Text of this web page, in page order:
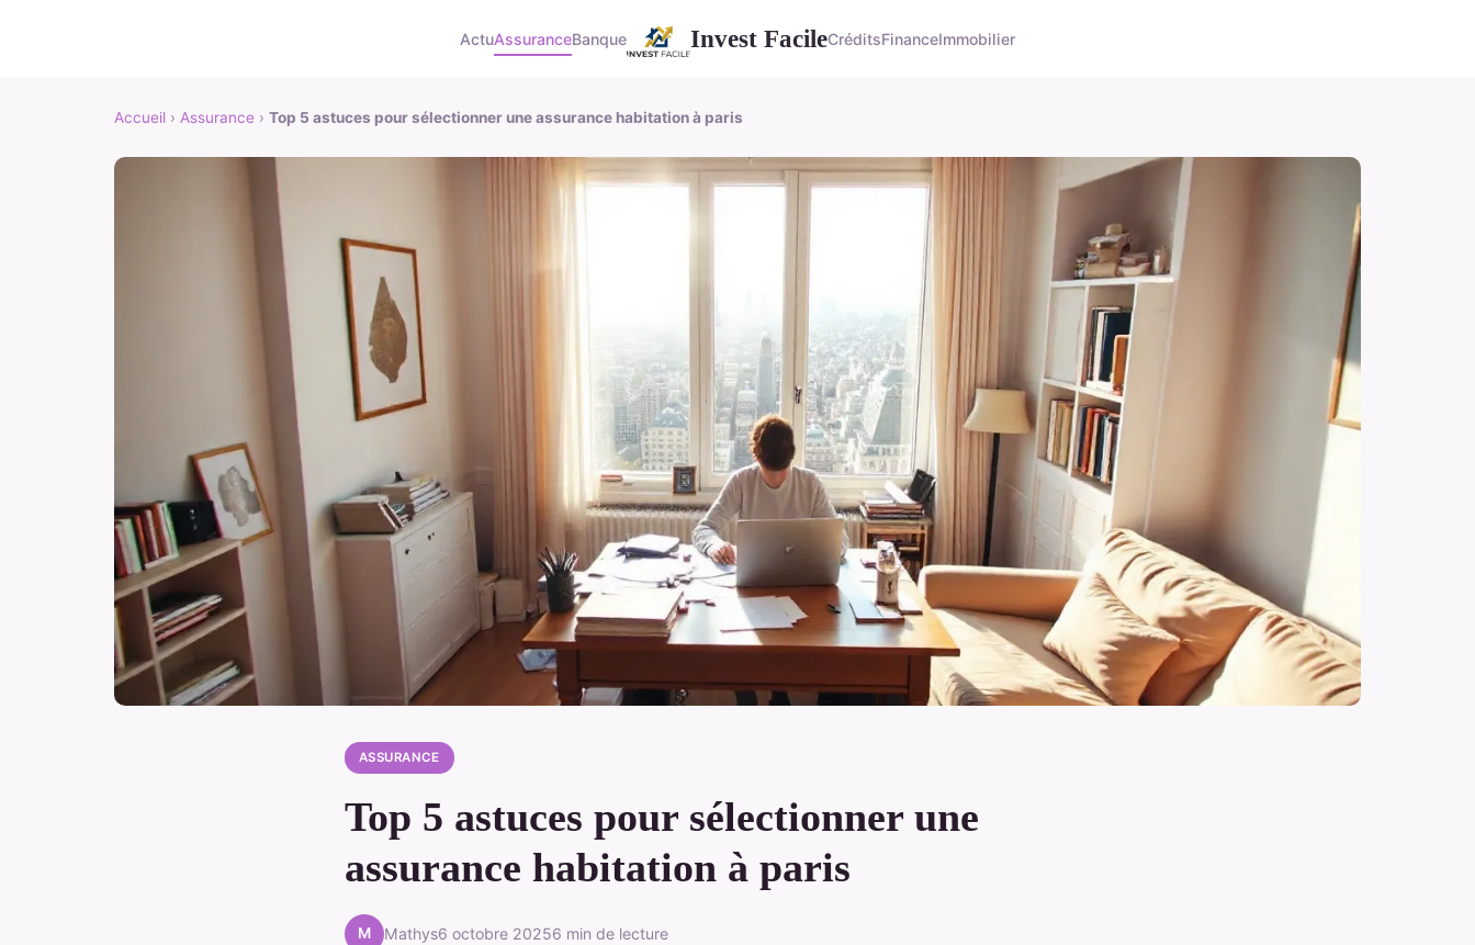
ActuAssuranceBanque Invest FacileCréditsFinanceImmobilier
Accueil › Assurance › Top 5 astuces pour sélectionner une assurance habitation à paris
ASSURANCE
Top 5 astuces pour sélectionner une
assurance habitation à paris
M Mathys6 octobre 20256 min de lecture